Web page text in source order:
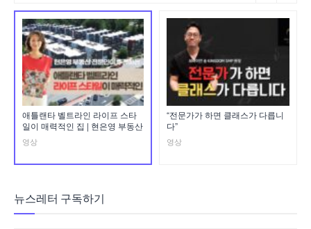
애틀랜타 벨트라인 라이프 스타
일이 매력적인 집 | 현은영 부동산
영상
“전문가가 하면 클래스가 다릅니
다”
영상
뉴스레터 구독하기